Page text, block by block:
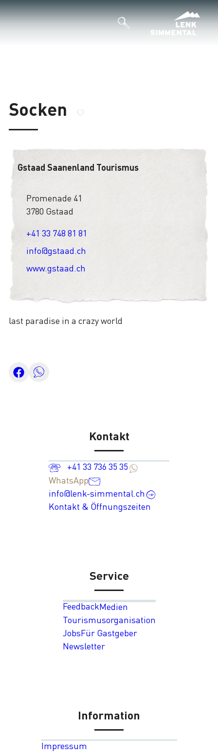
Socken
last paradise in a crazy world
Gstaad Saanenland Tourismus
Promenade 41
3780 Gstaad
+41 33 748 81 81
info@gstaad.ch
www.gstaad.ch
Kontakt
+41 33 736 35 35
WhatsApp
info@lenk-simmental.ch
Kontakt & Öffnungszeiten
Service
FeedbackMedien
Tourismusorganisation
JobsFür Gastgeber
Newsletter
Information
Impressum